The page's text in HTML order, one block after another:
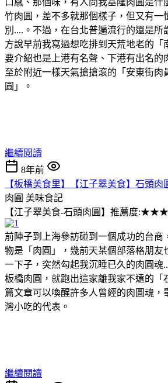
竹肉圓，差不多就那個樣子，但又有一
別....。不過，在台北普遍流行的還是所
方說早前我寫過想吃排到天荒地老的「
要介紹也是上港有名聲、下港有出名的
至於附近一樣天氣搶搶滾的「安東街肉
圓」。
繼續閱讀
8年前
【板橋美食里】【江子翠美食】石頭
肉圓 美味食記
【江子翠美食-石頭肉圓】推薦度
前陣子到上海參訪碰到一個成功的台商
物是「肉圓」，幾前天某個部落格朋友
一下子，突然勾起我沉睡已久的肉圓魂
板橋肉圓，就跑出這家離我家不遠的「
篇文章可以喚醒許多人曾經的肉圓魂，
灣小吃的代表。
繼續閱讀